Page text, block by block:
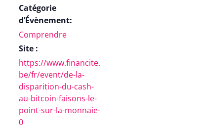
Catégorie
d’Évènement:
Comprendre
Site :
https://www.financite.
be/fr/event/de-la-
disparition-du-cash-
au-bitcoin-faisons-le-
point-sur-la-monnaie-
0